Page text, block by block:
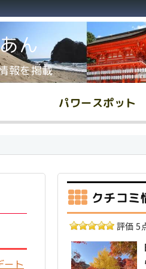
ん
報を掲載
パワースポット
ート
クチコミ
評価 5